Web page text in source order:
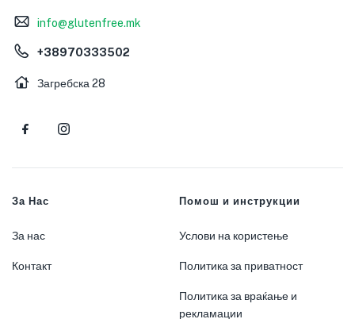
info@glutenfree.mk
+38970333502
Загребска 28
За Нас
За нас
Контакт
Помош и инструкции
Услови на користење
Политика за приватност
Политика за враќање и
рекламации